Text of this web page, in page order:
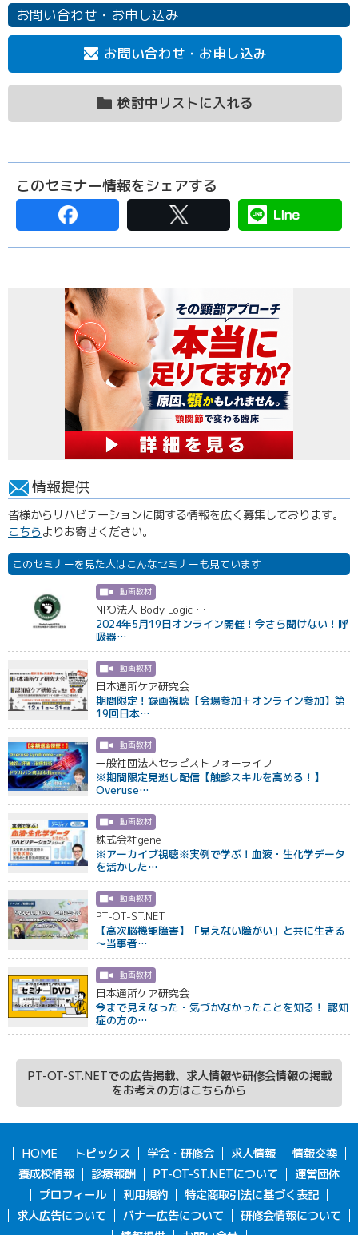
お問い合わせ・お申し込み
お問い合わせ・お申し込み
検討中リストに入れる
このセミナー情報をシェアする
情報提供
皆様からリハビテーションに関する情報を広く募集しております。
こちらよりお寄せください。
このセミナーを見た人はこんなセミナーも見ています
動画教材
NPO法人 Body Logic …
2024年5月19日オンライン開催！今さら聞けない！呼
吸器…
動画教材
日本通所ケア研究会
期間限定！録画視聴【会場参加＋オンライン参加】第
19回日本…
動画教材
一般社団法人セラピストフォーライフ
※期間限定見逃し配信【触診スキルを高める！】
Overuse…
動画教材
株式会社gene
※アーカイブ視聴※実例で学ぶ！血液・生化学データ
を活かした…
動画教材
PT-OT-ST.NET
【高次脳機能障害】「見えない障がい」と共に生きる
〜当事者…
動画教材
日本通所ケア研究会
今まで見えなった・気づかなかったことを知る！ 認知
症の方の…
PT-OT-ST.NETでの広告掲載、求人情報や研修会情報の掲載
をお考えの方はこちらから
HOME トピックス 学会・研修会 求人情報
情報交換
養成校情報
診療報酬 PT-OT-ST.NETについて
運営団体
プロフィール
利用規約
特定商取引法に基づく表記
求人広告について
バナー広告について
研修会情報について